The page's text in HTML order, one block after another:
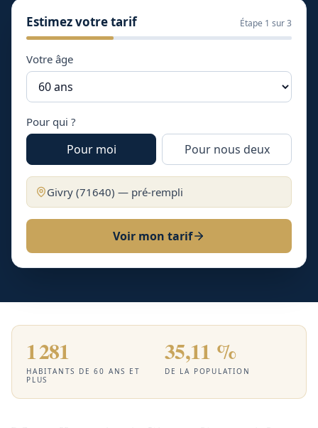
Estimez votre tarif Étape 1 sur 3
Votre âge
Pour qui ?
Pour moi Pour nous deux
Givry (71640) — pré-rempli
Voir mon tarif
1 281
HABITANTS DE 60 ANS ET
PLUS
35,11 %
DE LA POPULATION